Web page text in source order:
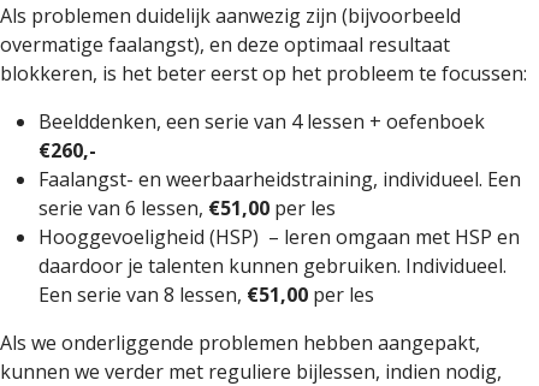
Als problemen duidelijk aanwezig zijn (bijvoorbeeld
overmatige faalangst), en deze optimaal resultaat
blokkeren, is het beter eerst op het probleem te focussen:
Beelddenken, een serie van 4 lessen + oefenboek
€260,-
Faalangst- en weerbaarheidstraining, individueel. Een
serie van 6 lessen, €51,00 per les
Hooggevoeligheid (HSP) – leren omgaan met HSP en
daardoor je talenten kunnen gebruiken. Individueel.
Een serie van 8 lessen, €51,00 per les
Als we onderliggende problemen hebben aangepakt,
kunnen we verder met reguliere bijlessen, indien nodig,